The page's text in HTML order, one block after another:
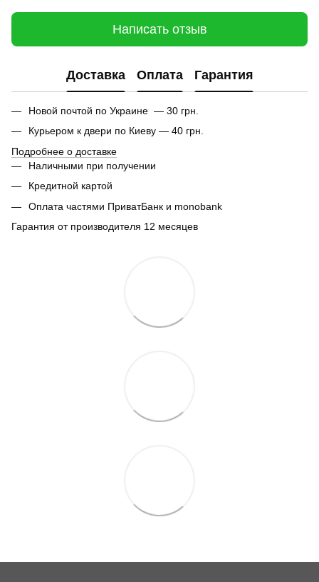
Написать отзыв
Доставка Оплата Гарантия
Новой почтой по Украине — 30 грн.
Курьером к двери по Киеву — 40 грн.
Подробнее о доставке
Наличными при получении
Кредитной картой
Оплата частями ПриватБанк и monobank
Гарантия от производителя 12 месяцев